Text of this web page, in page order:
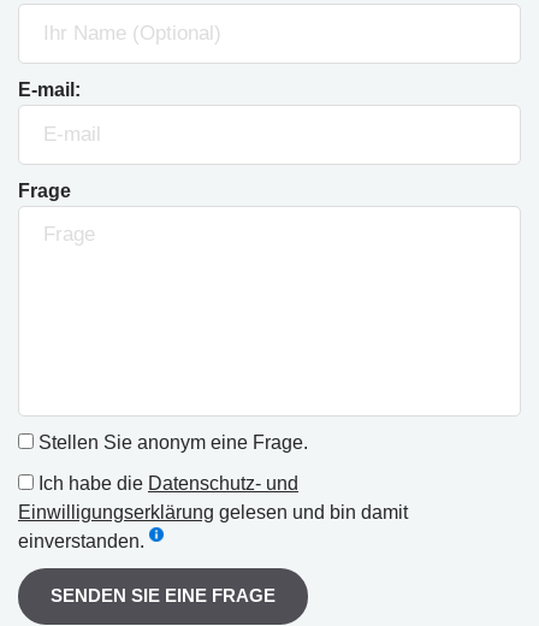
E-mail:
Frage
Stellen Sie anonym eine Frage.
Ich habe die Datenschutz- und
Einwilligungserklärung gelesen und bin damit
einverstanden.
SENDEN SIE EINE FRAGE